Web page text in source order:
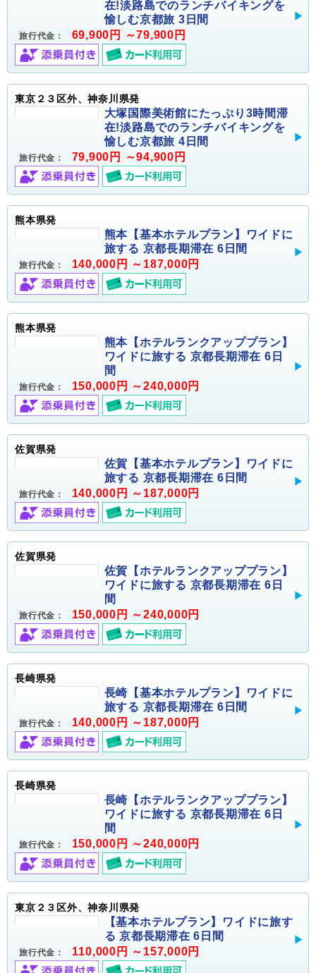
在!淡路島でのランチバイキングを
愉しむ京都旅 3日間
旅行代金： 69,900円 ～79,900円
東京２３区外、神奈川県発
大塚国際美術館にたっぷり3時間滞
在!淡路島でのランチバイキングを
愉しむ京都旅 4日間
旅行代金： 79,900円 ～94,900円
熊本県発
熊本【基本ホテルプラン】ワイドに
旅する 京都長期滞在 6日間
旅行代金： 140,000円 ～187,000円
熊本県発
熊本【ホテルランクアッププラン】
ワイドに旅する 京都長期滞在 6日
間
旅行代金： 150,000円 ～240,000円
佐賀県発
佐賀【基本ホテルプラン】ワイドに
旅する 京都長期滞在 6日間
旅行代金： 140,000円 ～187,000円
佐賀県発
佐賀【ホテルランクアッププラン】
ワイドに旅する 京都長期滞在 6日
間
旅行代金： 150,000円 ～240,000円
長崎県発
長崎【基本ホテルプラン】ワイドに
旅する 京都長期滞在 6日間
旅行代金： 140,000円 ～187,000円
長崎県発
長崎【ホテルランクアッププラン】
ワイドに旅する 京都長期滞在 6日
間
旅行代金： 150,000円 ～240,000円
東京２３区外、神奈川県発
【基本ホテルプラン】ワイドに旅す
る 京都長期滞在 6日間
旅行代金： 110,000円 ～157,000円